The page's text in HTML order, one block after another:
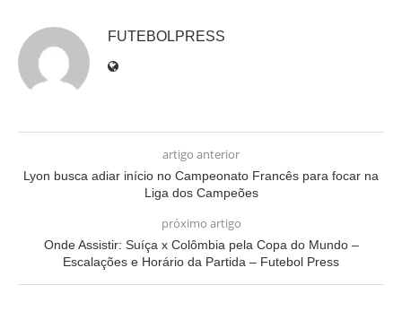
FUTEBOLPRESS
artigo anterior
Lyon busca adiar início no Campeonato Francês para focar na
Liga dos Campeões
próximo artigo
Onde Assistir: Suíça x Colômbia pela Copa do Mundo –
Escalações e Horário da Partida – Futebol Press